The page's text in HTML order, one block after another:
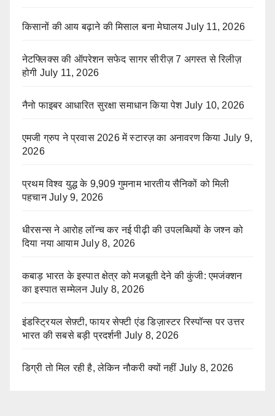
किसानों की आय बढ़ाने की मिसाल बना मेघालय July 11, 2026
नेटफ्लिक्स की ऑपरेशन सफेद सागर सीरीज़ 7 अगस्त से रिलीज़
होगी July 11, 2026
नैनो फाइबर आधारित सुरक्षा समाधान किया पेश July 10, 2026
एमजी ग्रुप ने प्रवास 2026 में स्टारज़ का अनावरण किया July 9,
2026
प्रथम विश्व युद्ध के 9,909 गुमनाम भारतीय सैनिकों को मिली
पहचान July 9, 2026
धीरसन्स ने आरोह लॉन्च कर नई पीढ़ी की उपलब्धियों के जश्न को
दिया नया आयाम July 8, 2026
कबाड़ भारत के इस्पात क्षेत्र को मजबूती देने की कुंजी: एमजंक्शन
का इस्पात सम्मेलन July 8, 2026
इंडस्ट्रियल सेफ़्टी, फायर सेफ्टी एंड डिज़ास्टर रिस्पॉन्स पर उत्तर
भारत की सबसे बड़ी प्रदर्शनी July 8, 2026
डिग्री तो मिल रही है, लेकिन नौकरी क्यों नहीं July 8, 2026